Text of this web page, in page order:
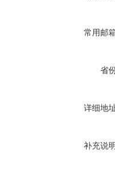
常用邮
省
详细地
补充说